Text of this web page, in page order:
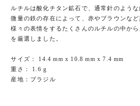
ルチルは酸化チタン鉱石で、通常針のような
微量の鉄の存在によって、赤やブラウンなど
様々の表情をするたくさんのルチルの中か
を厳選しました。
サイズ： 14.4 mm x 10.8 mm x 7.4 mm
重さ： 1.6 g
産地：ブラジル